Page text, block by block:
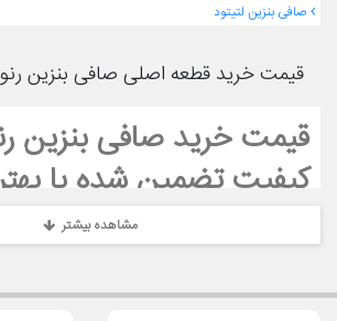
صافی بنزین لتیتود
قیمت خرید قطعه اصلی صافی بنزین رنو
قیمت خرید صافی بنزین
کیفیت تضمین شده با
[رنوپخش]، ما بهترینقطعات یدکی رنورا با
مشاهده بیشتر